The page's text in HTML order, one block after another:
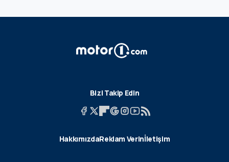
Bizi Takip Edin
HakkımızdaReklam Verinİletişim